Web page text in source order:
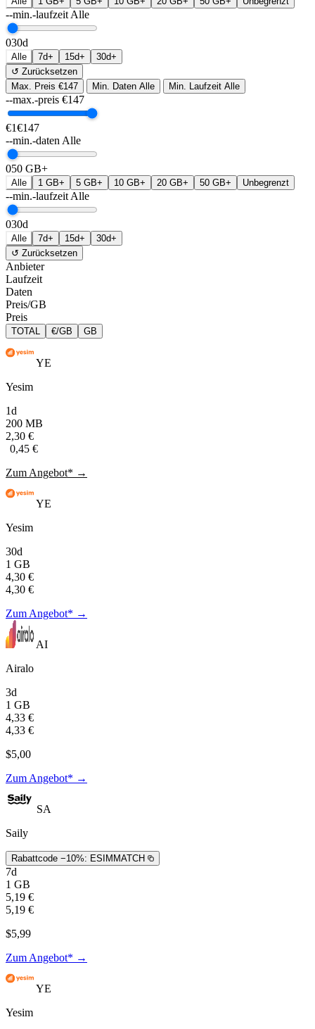
--min.-laufzeit Alle
030d
Alle 7d+ 15d+
30d+
↺ Zurücksetzen
Max. Preis €147 Min. Daten Alle Min. Laufzeit Alle
--max.-preis €147
€1€147
--min.-daten Alle
050 GB+
Alle 1 GB+ 5 GB+ 10 GB+ 20 GB+ 50 GB+ Unbegrenzt
--min.-laufzeit Alle
030d
Alle 7d+ 15d+
30d+
↺ Zurücksetzen
Anbieter
Laufzeit
Daten
Preis/GB
Preis
TOTAL €/GB GB
YE
Yesim
1d
200 MB
2,30 €
0,45 €
Zum Angebot* →
YE
Yesim
30d
1 GB
4,30 €
4,30 €
Zum Angebot* →
AI
Airalo
3d
1 GB
4,33 €
4,33 €
$5,00
Zum Angebot* →
SA
Saily
Rabattcode −10%: ESIMMATCH
7d
1 GB
5,19 €
5,19 €
$5,99
Zum Angebot* →
YE
Yesim